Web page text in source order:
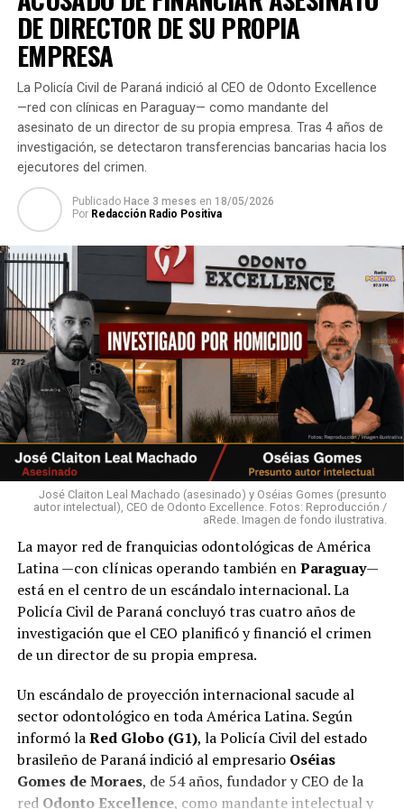
disculpó por su mala acción. Igualmente, el joven estuvo
privado de su libertad desde el año 2014.
Con la pena impuesta por el Tribunal de Sentencias, su
defensa ya puede recurrir por la libertad condicional
para el joven, que aseguró a los magistrados haber
aprendido la lección y que va a reencausar su vida.
TEMAS RELACIONADOS:
ARRIBA SIGUIENTE
Premian a joven que entregó su título a su padre en
agradecimiento a su sacrificio, con un contrato en
Fiscalía
NO SE PIERDA
Niños de «Las Tías» se solidarizarán con pequeños
carenciados
DE DIRECTOR DE SU PROPIA
EMPRESA
La Policía Civil de Paraná indició al CEO de Odonto Excellence
—red con clínicas en Paraguay— como mandante del
asesinato de un director de su propia empresa. Tras 4 años de
investigación, se detectaron transferencias bancarias hacia los
ejecutores del crimen.
Publicado Hace 3 meses en 18/05/2026
Por Redacción Radio Positiva
José Claiton Leal Machado (asesinado) y Oséias Gomes (presunto
autor intelectual), CEO de Odonto Excellence. Fotos: Reproducción /
aRede. Imagen de fondo ilustrativa.
La mayor red de franquicias odontológicas de América
Latina —con clínicas operando también enParaguay—
está en el centro de un escándalo internacional. La
Policía Civil de Paraná concluyó tras cuatro años de
investigación que el CEO planificó y financió el crimen
de un director de su propia empresa.
Un escándalo de proyección internacional sacude al
sector odontológico en toda América Latina. Según
informó laRed Globo (G1), la Policía Civil del estado
brasileño de Paraná indició al empresario Oséias
Gomes de Moraes, de 54 años, fundador y CEO de la
red Odonto Excellence, como mandante intelectual y